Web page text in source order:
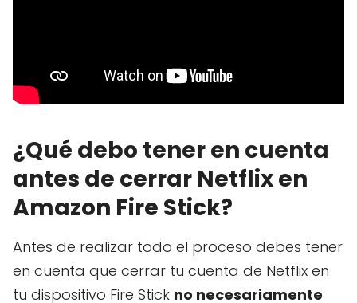
¿Qué debo tener en cuenta
antes de cerrar Netflix en
Amazon Fire Stick?
Antes de realizar todo el proceso debes tener
en cuenta que cerrar tu cuenta de Netflix en
tu dispositivo Fire Stick no necesariamente